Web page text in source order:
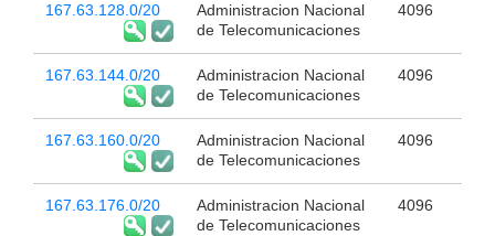
167.63.128.0/20
Administracion Nacional
de Telecomunicaciones
4096
167.63.144.0/20
Administracion Nacional
de Telecomunicaciones
4096
167.63.160.0/20
Administracion Nacional
de Telecomunicaciones
4096
167.63.176.0/20
Administracion Nacional
de Telecomunicaciones
4096